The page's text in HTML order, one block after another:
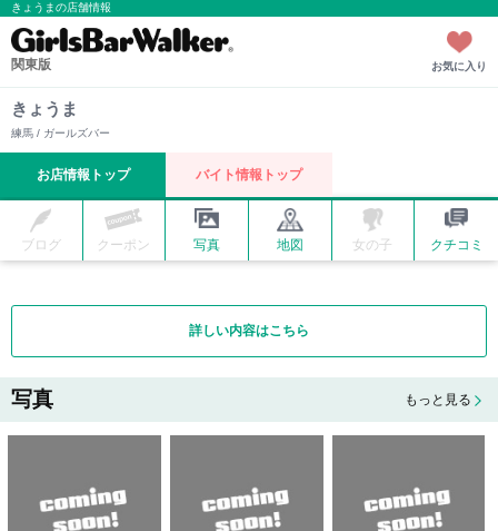
きょうまの店舗情報
関東版 お気に入り
きょうま
練馬 / ガールズバー
お店情報トップ バイト情報トップ
ブログ クーポン 写真 地図 女の子 クチコミ
詳しい内容はこちら
写真 もっと見る